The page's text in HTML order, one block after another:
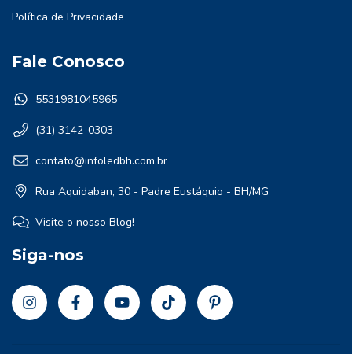
Política de Privacidade
Fale Conosco
5531981045965
(31) 3142-0303
contato@infoledbh.com.br
Rua Aquidaban, 30 - Padre Eustáquio - BH/MG
Visite o nosso Blog!
Siga-nos